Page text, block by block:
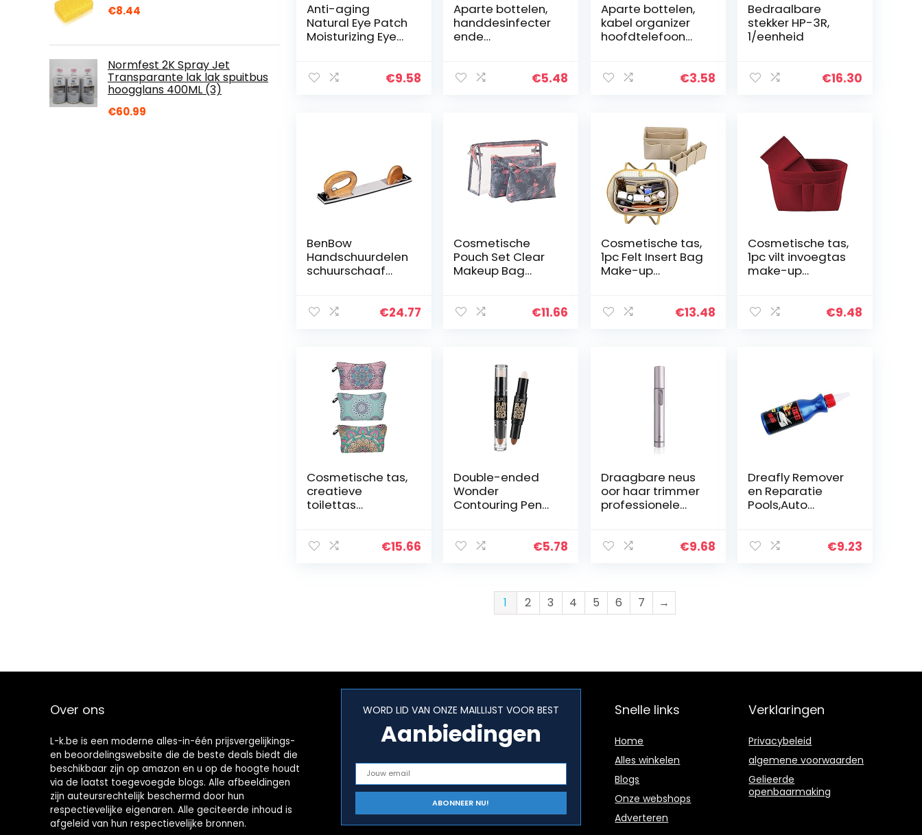
€8.44
Normfest 2K Spray Jet
Transparante lak lak spuitbus
hoogglans 400ML (3)
€60.99
Anti-aging
Natural Eye Patch
Moisturizing Eye
Face-Cover voor
€9.58
Aparte bottelen,
handdesinfecter
ende
armband
pompen
€5.48
Aparte bottelen,
kabel organizer
hoofdtelefoon
oorbod cord wrap
€3.58
Bedraalbare
stekker HP-3R,
1/eenheid
€16.30
BenBow
Handschuurdelen
schuurschaaf
D 70 mm x 400
€24.77
Cosmetische
Pouch Set Clear
Makeup Bag
Cosmetische
€11.66
Cosmetische tas,
1pc Felt Insert Bag
Make-up
Tote Handtas€13.48
Cosmetische tas,
1pc vilt invoegtas
make-up
tas handtas
€9.48
Cosmetische tas,
creatieve
toilettas
Dames
€15.66
Double-ended
Wonder
Contouring Pen
Facial Make
Cosmetic for 3D
Make-up…
€5.78
Draagbare neus
oor haar trimmer
professionele
haar remover €9.68
Dreafly Remover
en Reparatie
Pools,Auto
Scratch Remover
€9.23
1 2 3 4 5 6 7 →
Over ons
L-k.be is een moderne alles-in-één prijsvergelijkings-
en beoordelingswebsite die de beste deals biedt die
beschikbaar zijn op amazon en u op de hoogte houdt
via de laatst toegevoegde blogs. Alle afbeeldingen
zijn auteursrechtelijk beschermd door hun
respectievelijke eigenaren. Alle geciteerde inhoud is
afgeleid van hun respectievelijke bronnen.
WORD LID VAN ONZE MAILLIJST VOOR BEST
Aanbiedingen
Snelle links
Home
Alles winkelen
Blogs
Onze webshops
Adverteren
Verklaringen
Privacybeleid
algemene voorwaarden
Gelieerde
openbaarmaking